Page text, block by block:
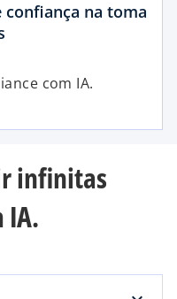
confiança na toma
com IA.
infinitas
IA.